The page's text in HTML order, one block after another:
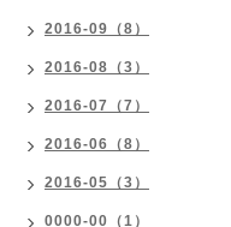
2016-09（8）
2016-08（3）
2016-07（7）
2016-06（8）
2016-05（3）
0000-00（1）